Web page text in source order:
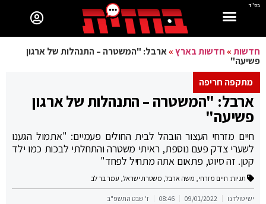
בס"ד
חדשות» חדשות בארץ»ארבל: "המשטרה – התנהלות של ארגון
פשיעה"
מתקפה חריפה
ארבל: "המשטרה – התנהלות של ארגון
פשיעה"
חיים מזרחי העצור הובהל לבית החולים פעמיים: "אתמול הגענו
לשערי צדק פעם נוספת, ראיתי משטרה והתחלתי לבכות כמו ילד
קטן. זה סיוט, פתאום אתה מתחיל לפחד"
תגיות: חיים מזרחי, משה ארבל, משטרת ישראל, עמר בר לב
ישי טולדנו 09/01/2022
08:46 ז' שבט התשפ"ב